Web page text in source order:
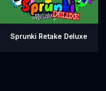
Sprunki Retake Deluxe